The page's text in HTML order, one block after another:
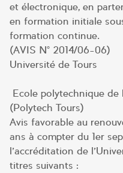
et électronique, en
en formation initiale
formation continue.
(AVIS N° 2014/06-06)
Université de Tours
Ecole polytechnique de
(Polytech Tours)
Avis favorable au
ans à compter du 1er
l’accréditation de
titres suivants :